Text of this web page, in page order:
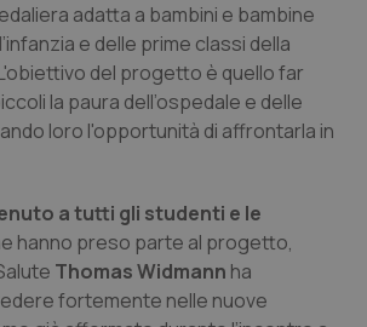
& Rettocolite Ulcerosa
& patologie neurodegenerative
adatta a bambini e bambine
e delle prime classi della
del progetto è quello far
la paura dell’ospedale e delle
loro l'opportunità di affrontarla in
a tutti gli studenti e le
hanno preso parte al progetto,
Thomas Widmann ha
fortemente nelle nuove